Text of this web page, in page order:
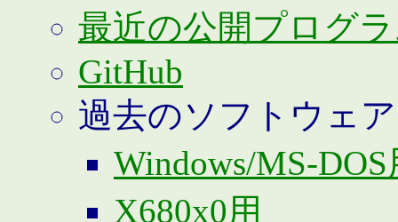
最近の公開プログ
GitHub
過去のソフトウェア
Windows/MS-DOS
X680x0用